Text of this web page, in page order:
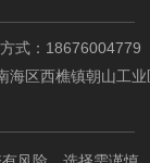
式：18676004779
海区西樵镇朝山工